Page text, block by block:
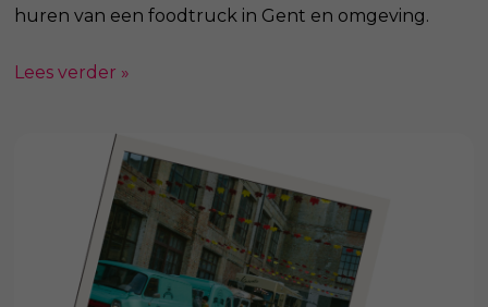
huren van een foodtruck in Gent en omgeving.
Lees verder »